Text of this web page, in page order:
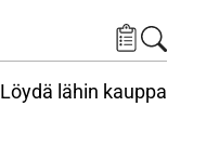
Löydä lähin kauppa